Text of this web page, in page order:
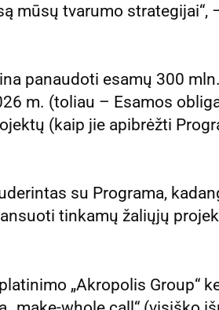
mūsų tvarumo strategijai“,
panaudoti esamų 300
m. (toliau – Esamos
(kaip jie apibrėžti
su Programa,
tinkamų žaliųjų
„Akropolis Group“